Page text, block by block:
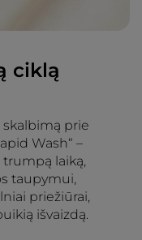
ciklą
skalbimą prie
Wash“ –
laiką,
taupymui,
priežiūrai,
išvaizdą.